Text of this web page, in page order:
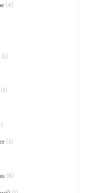
(4)
(1)
(3)
(8)